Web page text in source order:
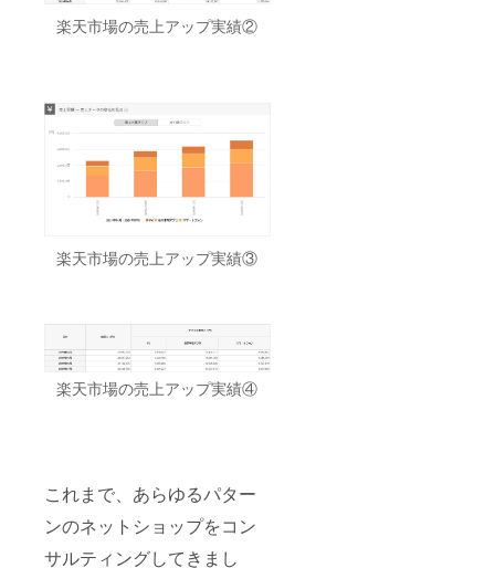
楽天市場の売上アップ実績②
楽天市場の売上アップ実績③
楽天市場の売上アップ実績④
これまで、あらゆるパター
ンのネットショップをコン
サルティングしてきまし